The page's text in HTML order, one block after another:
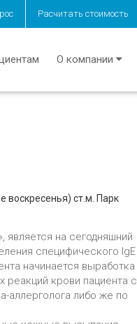
Расчитать стоимость
О компании
воскресенья) ст.м. Парк
на сегодняшний
специфического IgE
начинается выработка
реакций крови пациента с
аллерголога либо же по